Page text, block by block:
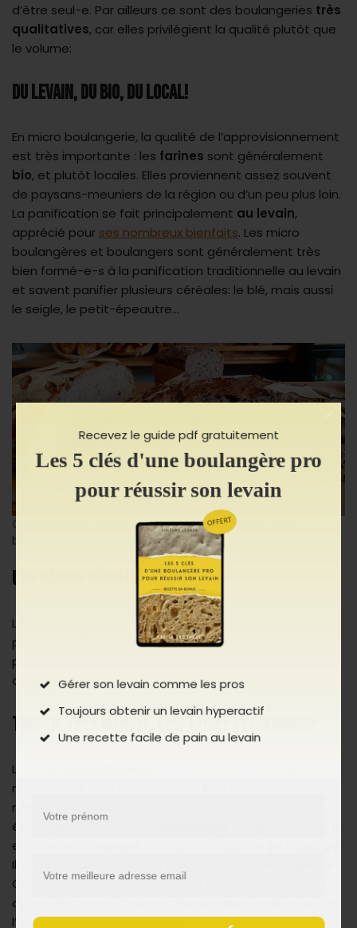
d’être seul-e. Par ailleurs ce sont des boulangeries très
qualitatives, car elles privilégient la qualité plutôt que
le volume:
DU LEVAIN, DU BIO, DU LOCAL!
En micro boulangerie, la qualité de l’approvisionnement
est très importante : les farines sont généralement
bio, et plutôt locales. Elles proviennent assez souvent
de paysans-meuniers de la région ou d’un peu plus loin.
La panification se fait principalement au levain,
apprécié pour ses nombreux bienfaits. Les micro
boulangères et boulangers sont généralement très
bien formé-e-s à la panification traditionnelle au levain
et savent panifier plusieurs céréales: le blé, mais aussi
le seigle, le petit-épeautre…
Gros pains bio au levain sur le comptoir de ma micro
boulangerie.
UNE GAMME RÉDUITE
Les micro-boulangeries proposent un nombre de
produits différents assez restreint, principalement des
pains au levain, mais aussi souvent des brioches, des
cookies…
TRAVAIL TRÈS MANUEL, LOW TECH ET ÉCOLOGIQUE
Les
matériel est ainsi restreint, cela limite la place
nécessaire, mais aussi l’investissement et l’empreinte
écologique du projet. Le
entièrement
Il y a une recherche d’une production plus
Cela peut se concrétiser par l’utilisation du four à bois,
ou de l’électricité d’origine renouvelable, mais aussi par
l’absence de chambre froide…
Les 5 clés d'une boulangère pro
pour réussir son levain
Gérer son levain comme les pros
Toujours obtenir un levain hyperactif
Une recette facile de pain au levain